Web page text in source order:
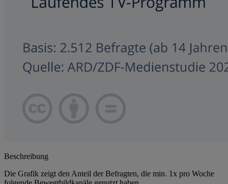
Beschreibung
Die Grafik zeigt den Anteil der Befragten, die min. 1x pro Woche